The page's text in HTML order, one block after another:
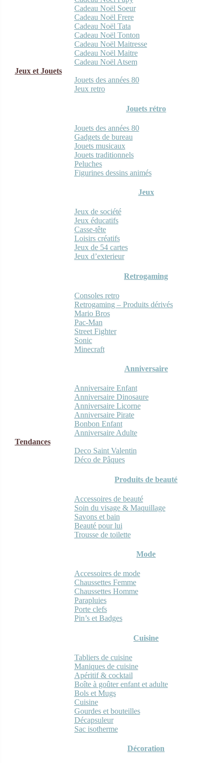
Cadeau Noël Soeur
Cadeau Noël Frere
Cadeau Noël Tata
Cadeau Noël Tonton
Cadeau Noël Maitresse
Cadeau Noël Maitre
Cadeau Noël Atsem
Jeux et Jouets
Jouets des années 80
Jeux retro
Jouets rétro
Jouets des années 80
Gadgets de bureau
Jouets musicaux
Jouets traditionnels
Peluches
Figurines dessins animés
Jeux
Jeux de société
Jeux éducatifs
Casse-tête
Loisirs créatifs
Jeux de 54 cartes
Jeux d’exterieur
Retrogaming
Consoles retro
Retrogaming – Produits dérivés
Mario Bros
Pac-Man
Street Fighter
Sonic
Minecraft
Anniversaire
Anniversaire Enfant
Anniversaire Dinosaure
Anniversaire Licorne
Anniversaire Pirate
Bonbon Enfant
Anniversaire Adulte
Tendances
Deco Saint Valentin
Déco de Pâques
Produits de beauté
Accessoires de beauté
Soin du visage & Maquillage
Savons et bain
Beauté pour lui
Trousse de toilette
Mode
Accessoires de mode
Chaussettes Femme
Chaussettes Homme
Parapluies
Porte clefs
Pin’s et Badges
Cuisine
Tabliers de cuisine
Maniques de cuisine
Apéritif & cocktail
Boîte à goûter enfant et adulte
Bols et Mugs
Cuisine
Gourdes et bouteilles
Décapsuleur
Sac isotherme
Décoration